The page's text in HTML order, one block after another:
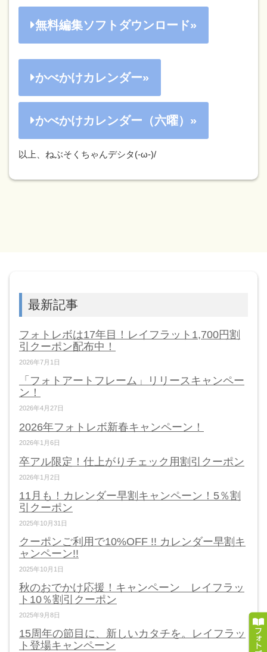
無料編集ソフトダウンロード»
かべかけカレンダー»
かべかけカレンダー（六曜）»
以上、ねぶそくちゃんデシタ(-ω-)/
最新記事
フォトレボは17年目！レイフラット1,700円割
引クーポン配布中！
2026年7月1日
「フォトアートフレーム」リリースキャンペー
ン！
2026年4月27日
2026年フォトレボ新春キャンペーン！
2026年1月6日
卒アル限定！仕上がりチェック用割引クーポン
2026年1月2日
11月も！カレンダー早割キャンペーン！5％割
引クーポン
2025年10月31日
クーポンご利用で10%OFF !! カレンダー早割キ
ャンペーン!!
2025年10月1日
秋のおでかけ応援！キャンペーン レイフラッ
ト10％割引クーポン
2025年9月8日
15周年の節目に、新しいカタチを。レイフラッ
ト登場キャンペーン